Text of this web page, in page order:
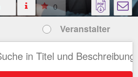
0
Veranstalter